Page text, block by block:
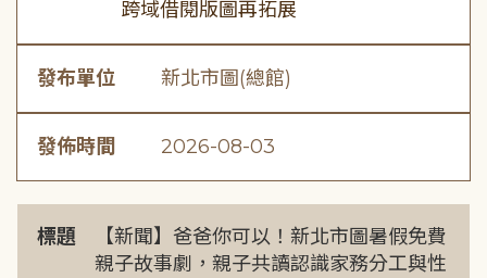
跨域借閱版圖再拓展
發布單位 新北市圖(總館)
發佈時間 2026-08-03
標題
【新聞】爸爸你可以！新北市圖暑假免費
親子故事劇，親子共讀認識家務分工與性